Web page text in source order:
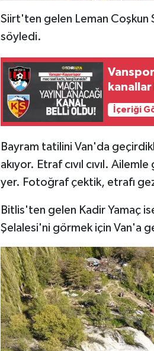
Siirt'ten gelen Leman Coşkun
söyledi.
İçeriği
Bayram tatilini Van'da
akıyor. Etraf cıvıl cıvıl.
yer. Fotoğraf çektik, etrafı
Bitlis'ten gelen Kadir Yamaç
Şelalesi'ni görmek için Van'a